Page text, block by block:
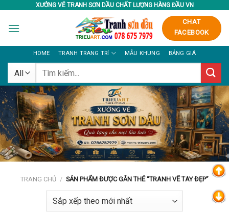
content
XƯỞNG VẼ TRANH SƠN DẦU CHẤT LƯỢNG HÀNG ĐẦU VN
CHAT
FACEBOOK
HOME TRANH TRANG TRÍ MẪU KHUNG BẢNG GIÁ
Tìm
TRANG CHỦ / SẢN PHẨM ĐƯỢC GẮN THẺ “TRANH VẼ TAY ĐẸP”